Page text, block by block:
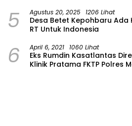
5 Agustus 20, 2025 1206 Lihat
Desa Betet Kepohbaru Ada
RT Untuk Indonesia
6 April 6, 2021 1060 Lihat
Eks Rumdin Kasatlantas
Klinik Pratama FKTP Polres